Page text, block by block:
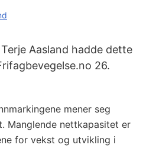
Aasland hadde dette
26.
mener seg
Manglende nettkapasitet er
for vekst og utvikling i